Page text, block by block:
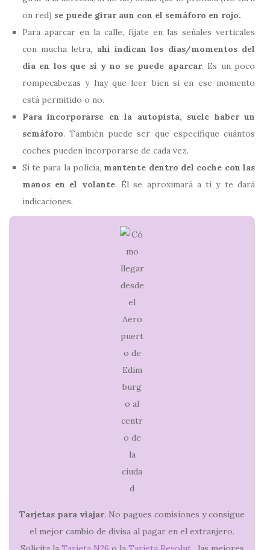
on red) se puede girar aun con el semáforo en rojo.
Para aparcar en la calle, fíjate en las señales verticales
con mucha letra, ahí indican los días/momentos del
día en los que sí y no se puede aparcar. Es un poco
rompecabezas y hay que leer bien si en ese momento
está permitido o no.
Para incorporarse en la autopista, suele haber un
semáforo. También puede ser que especifique cuántos
coches pueden incorporarse de cada vez.
Si te para la policía, mantente dentro del coche con las
manos en el volante. Él se aproximará a tí y te dará
indicaciones.
Tarjetas para viajar. No pagues comisiones y consigue
el mejor cambio de divisa al pagar en el extranjero.